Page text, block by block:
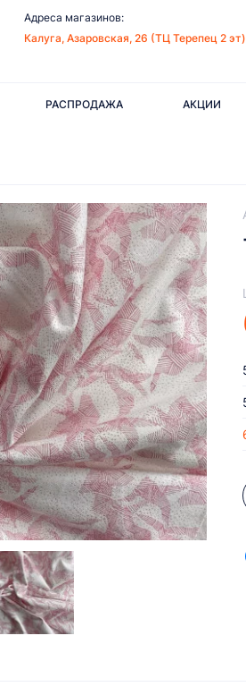
Адреса магазинов:
Калуга, Азаровская, 26 (ТЦ Терепец 2 эт)
РАСПРОДАЖА АКЦИИ